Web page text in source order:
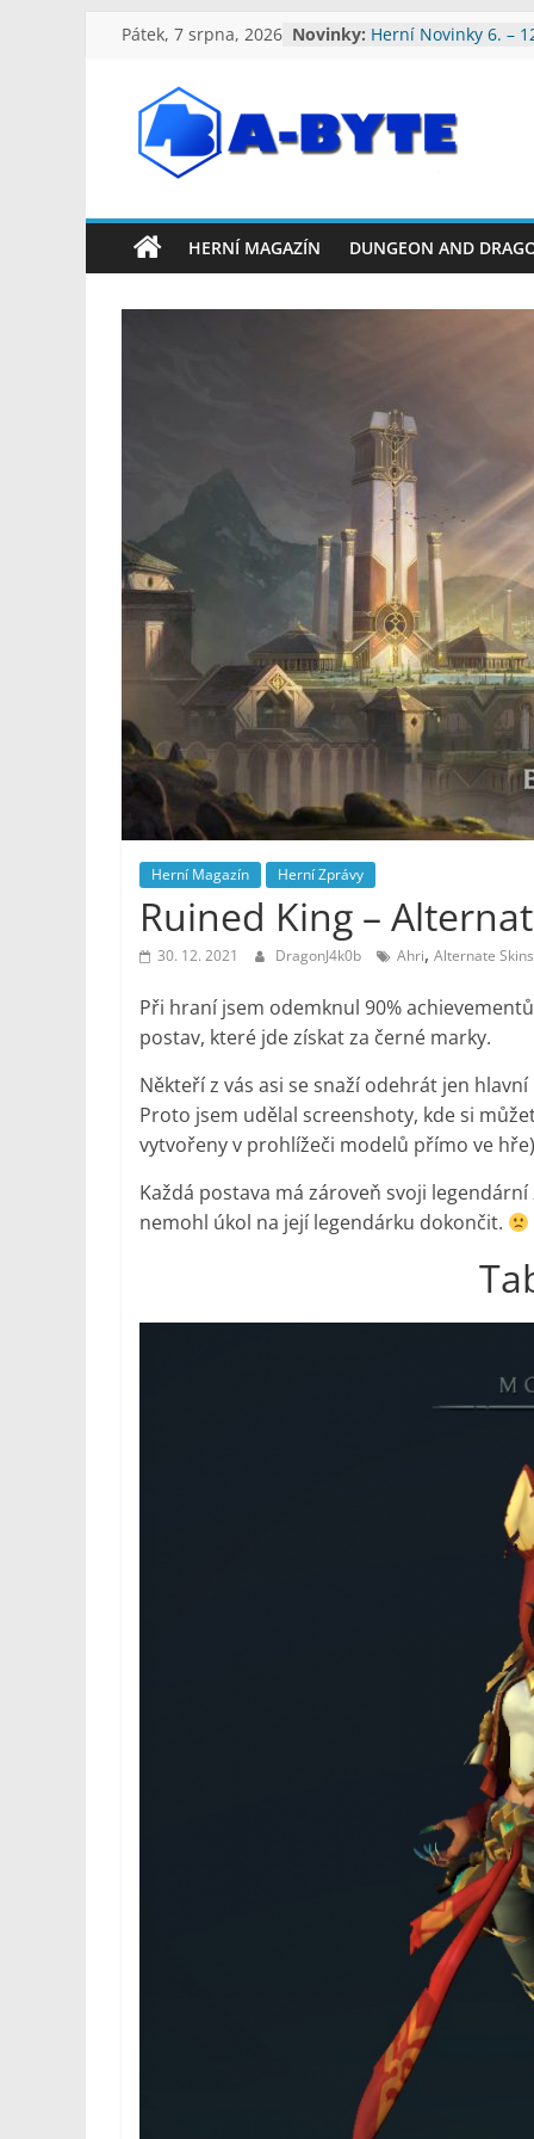
Přeskočit
Pátek, 7 srpna, 2026 Novinky: Herní Novinky 6. –
Srpna 2026
Herní Novinky 20. –
2026
A-
Byte:
Geek
Geek
Noviny
HERNÍ MAGAZÍN DUNGEON AND
Herní Magazín Herní Zprávy
Ruined King –
30. 12. 2021 DragonJ4k0b Ahri, Alternate Skins
Při hraní jsem odemknul 90%
postav, které jde získat za černé marky.
Někteří z vás asi se snaží odehrát jen
Proto jsem udělal screenshoty, kde si
vytvořeny v prohlížeči modelů přímo ve
Každá postava má zároveň svoji
nemohl úkol na její legendárku dokončit.